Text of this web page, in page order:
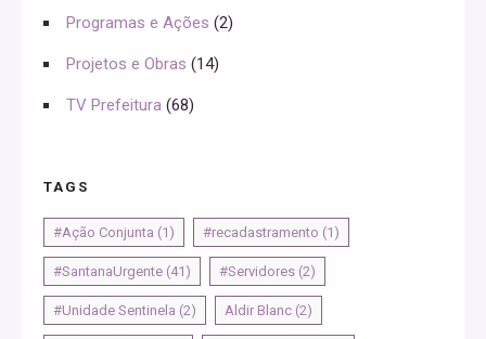
Programas e Ações (2)
Projetos e Obras (14)
TV Prefeitura (68)
TAGS
#Ação Conjunta (1) #recadastramento (1)
#SantanaUrgente (41) #Servidores (2)
#Unidade Sentinela (2) Aldir Blanc (2)